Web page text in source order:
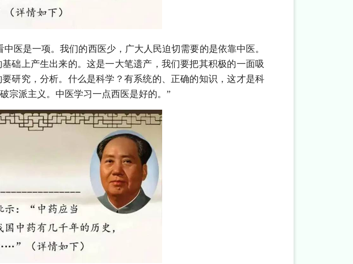
医是一项。我们的西医少，广大人民迫切需要的是依靠中医。
础上产生出来的。这是一大笔遗产，我们要把其积极的一面吸
研究，分析。什么是科学？有系统的、正确的知识，这才是科
宗派主义。中医学习一点西医是好的。”